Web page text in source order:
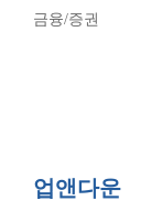
금융/증권
업앤다운